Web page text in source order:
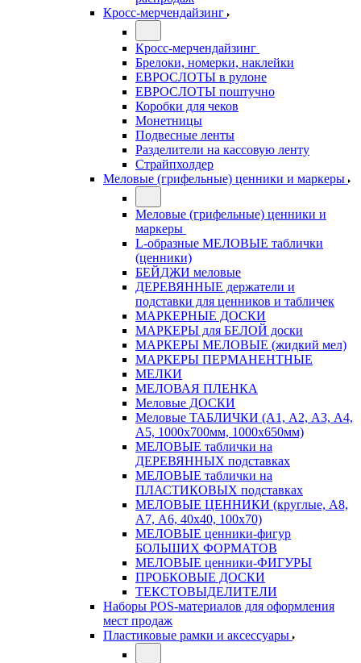
Кросс-мерчендайзинг
Кросс-мерчендайзинг
Брелоки, номерки, наклейки
ЕВРОСЛОТЫ в рулоне
ЕВРОСЛОТЫ поштучно
Коробки для чеков
Монетницы
Подвесные ленты
Разделители на кассовую ленту
Страйпхолдер
Меловые (грифельные) ценники и маркеры
Меловые (грифельные) ценники и
маркеры
L-образные МЕЛОВЫЕ таблички
(ценники)
БЕЙДЖИ меловые
ДЕРЕВЯННЫЕ держатели и
подставки для ценников и табличек
МАРКЕРНЫЕ ДОСКИ
МАРКЕРЫ для БЕЛОЙ доски
МАРКЕРЫ МЕЛОВЫЕ (жидкий мел)
МАРКЕРЫ ПЕРМАНЕНТНЫЕ
МЕЛКИ
МЕЛОВАЯ ПЛЕНКА
Меловые ДОСКИ
Меловые ТАБЛИЧКИ (А1, А2, А3, А4,
А5, 1000х700мм, 1000х650мм)
МЕЛОВЫЕ таблички на
ДЕРЕВЯННЫХ подставках
МЕЛОВЫЕ таблички на
ПЛАСТИКОВЫХ подставках
МЕЛОВЫЕ ЦЕННИКИ (круглые, А8,
А7, А6, 40х40, 100х70)
МЕЛОВЫЕ ценники-фигур
БОЛЬШИХ ФОРМАТОВ
МЕЛОВЫЕ ценники-ФИГУРЫ
ПРОБКОВЫЕ ДОСКИ
ТЕКСТОВЫДЕЛИТЕЛИ
Наборы POS-материалов для оформления
мест продаж
Пластиковые рамки и аксессуары